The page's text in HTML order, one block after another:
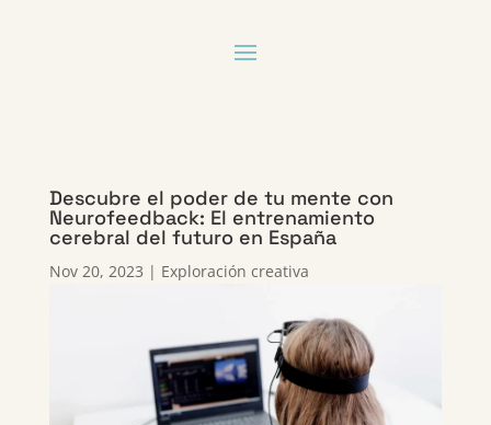
Descubre el poder de tu mente con
Neurofeedback: El entrenamiento
cerebral del futuro en España
Nov 20, 2023 | Exploración creativa